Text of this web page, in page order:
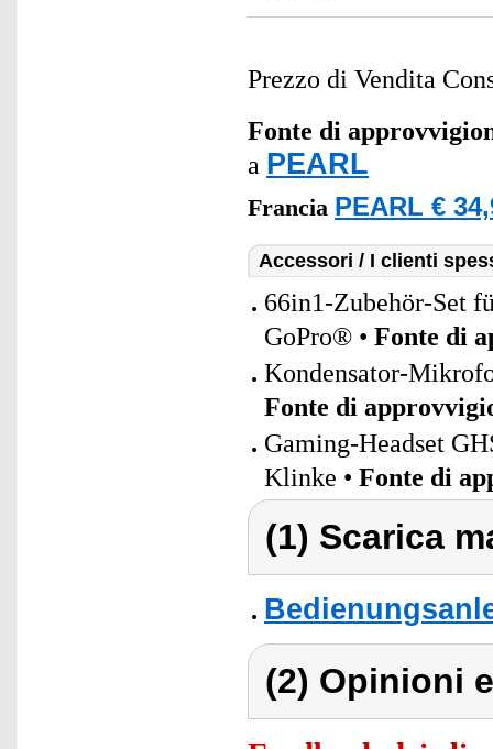
Prezzo di Vendita
Fonte di
a PEARL
Francia PEARL €
Accessori / I clienti
66in1-Zubehör-Set
GoPro® • Fonte di
Kondensator-
Fonte di
Gaming-Headset
Klinke • Fonte di
(1) Scarica
(2) Opinioni